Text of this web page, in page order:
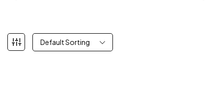
Default Sorting